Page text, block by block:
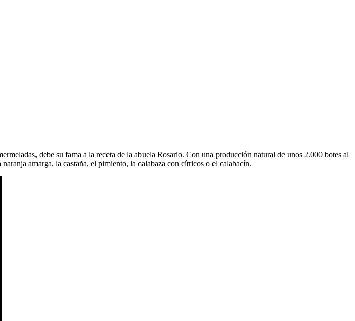
debe su fama a la receta de la abuela Rosario. Con una producción natural de unos 2.000 botes al
amarga, la castaña, el pimiento, la calabaza con cítricos o el calabacín.